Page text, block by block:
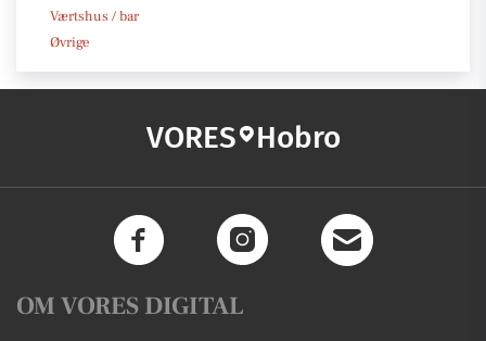
Værtshus / bar
Øvrige
VORES Hobro
OM VORES DIGITAL